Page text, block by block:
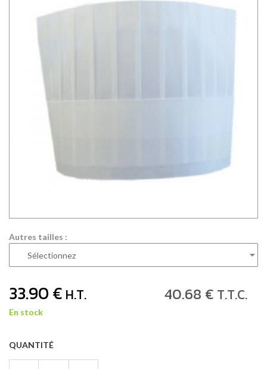
Autres tailles :
33.90€ H.T. 40.68 € T.T.C.
En stock
QUANTITÉ